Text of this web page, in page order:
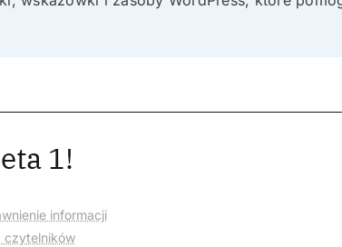
1!
informacji
czytelników